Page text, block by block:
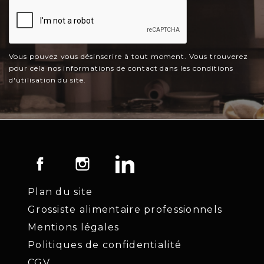
Vous pouvez vous désinscrire à tout moment. Vous trouverez
pour cela nos informations de contact dans les conditions
d'utilisation du site.
Facebook Instagram
Plan du site
Grossiste alimentaire professionnels
Mentions légales
Politiques de confidentialité